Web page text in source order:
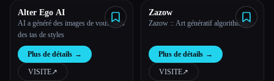
Alter Ego AI
AI a généré des images de vous dans
des tas de styles
Plus de détails →
VISITE↗︎
Zazow
Zazow :: Art génératif algorithmique
Plus de détails →
VISITE↗︎